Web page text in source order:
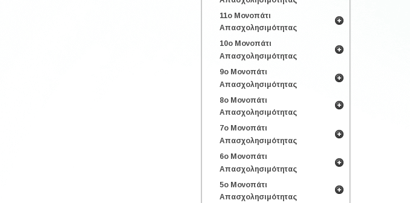
11ο Μονοπάτι
Απασχολησιμότητας
10ο Μονοπάτι
Απασχολησιμότητας
9ο Μονοπάτι
Απασχολησιμότητας
8ο Μονοπάτι
Απασχολησιμότητας
7ο Μονοπάτι
Απασχολησιμότητας
6ο Μονοπάτι
Απασχολησιμότητας
5ο Μονοπάτι
Απασχολησιμότητας